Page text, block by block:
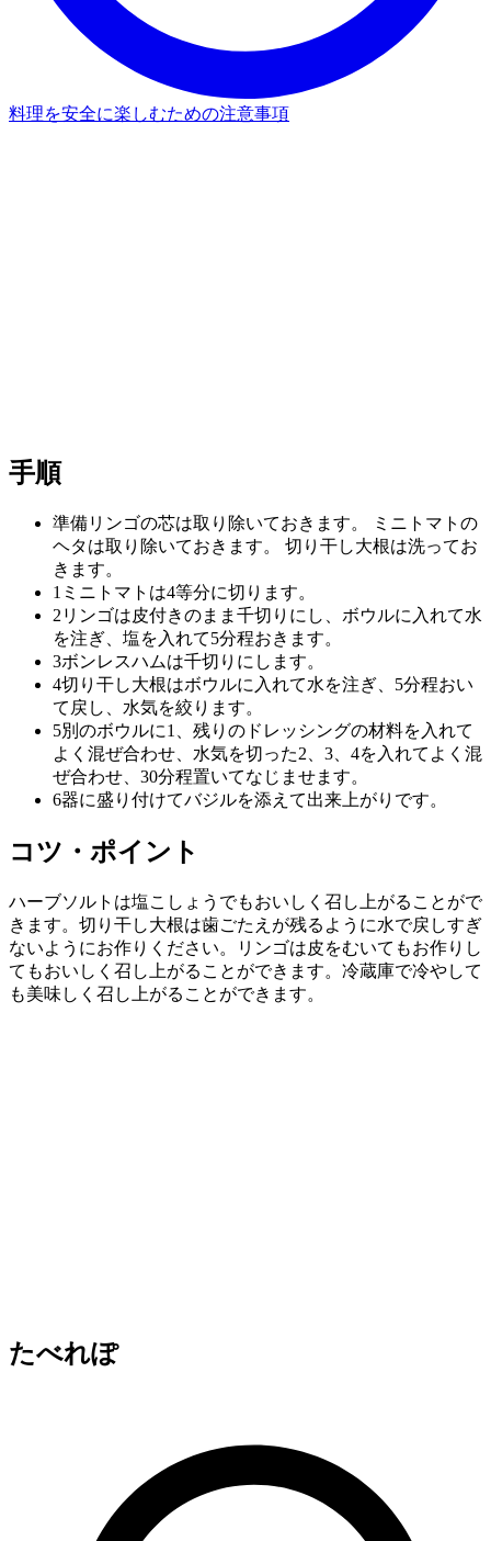
料理を安全に楽しむための注意事項
手順
準備リンゴの芯は取り除いておきます。 ミニトマトの
ヘタは取り除いておきます。 切り干し大根は洗ってお
きます。
1 ミニトマトは4等分に切ります。
2 リンゴは皮付きのまま千切りにし、ボウルに入れて水
を注ぎ、塩を入れて5分程おきます。
3ボンレスハムは千切りにします。
4切り干し大根はボウルに入れて水を注ぎ、5分程おい
て戻し、水気を絞ります。
5別のボウルに1、残りのドレッシングの材料を入れて
よく混ぜ合わせ、水気を切った2、3、4を入れてよく混
ぜ合わせ、30分程置いてなじませます。
6器に盛り付けてバジルを添えて出来上がりです。
コツ・ポイント
ハーブソルトは塩こしょうでもおいしく召し上がることがで
きます。切り干し大根は歯ごたえが残るように水で戻しすぎ
ないようにお作りください。リンゴは皮をむいてもお作りし
てもおいしく召し上がることができます。冷蔵庫で冷やして
も美味しく召し上がることができます。
たべれぽ